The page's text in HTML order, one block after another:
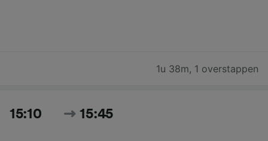
1u 38m, 1 overstappen
15:10 15:45